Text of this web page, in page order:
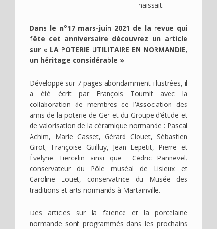
naissait.
Dans le n°17 mars-juin 2021 de la revue qui
fête cet anniversaire découvrez un article
sur « LA POTERIE UTILITAIRE EN NORMANDIE,
un héritage considérable »
Développé sur 7 pages abondamment illustrées, il
a été écrit par François Toumit avec la
collaboration de membres de l’Association des
amis de la poterie de Ger et du Groupe d’étude et
de valorisation de la céramique normande : Pascal
Achim, Marie Casset, Gérard Clouet, Sébastien
Girot, Françoise Guilluy, Jean Lepetit, Pierre et
Évelyne Tiercelin ainsi que Cédric Pannevel,
conservateur du Pôle muséal de Lisieux et
Caroline Louet, conservatrice du Musée des
traditions et arts normands à Martainville.
Des articles sur la faïence et la porcelaine
normande sont programmés dans les prochains